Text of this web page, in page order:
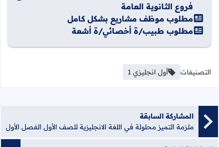
فروع الثانوية العامة
مطلوب موظف مشاريع بشكل كامل
مطلوب طبيب/ة أخصائي/ة أشعة
التصنيفات أول انجليزي 1
المشاركة السابقة
ملزمة التميز محلولة في اللغة الانجليزية للصف الأول الفصل الأول